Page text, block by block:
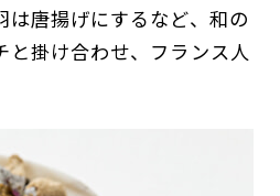
は唐揚げにするなど、和の
と掛け合わせ、フランス人